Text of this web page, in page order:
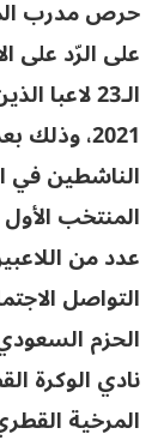
حرص مدرب
على الرّد على
الـ23
2021،
الناشطين في
المنتخب
عدد من
التواصل
الحزم
نادي الوكرة
المرخية